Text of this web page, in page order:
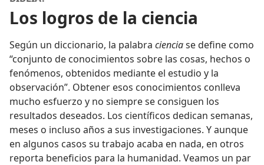
Los logros de la ciencia
Según un diccionario, la palabra cienciase define como
“conjunto de conocimientos sobre las cosas, hechos o
fenómenos, obtenidos mediante el estudio y la
observación”. Obtener esos conocimientos conlleva
mucho esfuerzo y no siempre se consiguen los
resultados deseados. Los científicos dedican semanas,
meses o incluso años a sus investigaciones. Y aunque
en algunos casos su trabajo acaba en nada, en otros
reporta beneficios para la humanidad. Veamos un par